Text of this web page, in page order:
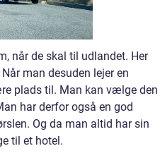
når de skal til udlandet. Her
man desuden lejer en
plads til. Man kan vælge den
har derfor også en god
Og da man altid har sin
til et hotel.